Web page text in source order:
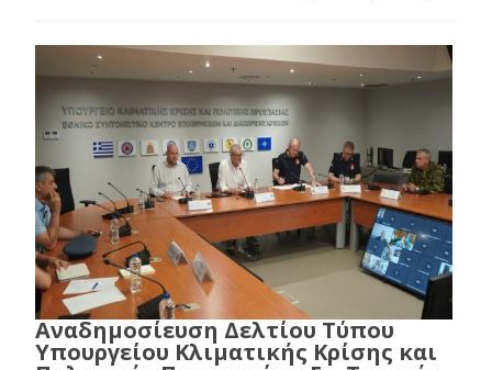
Αναδημοσίευση Δελτίου Τύπου
Υπουργείου Κλιματικής Κρίσης και